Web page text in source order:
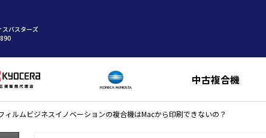
スバスターズ
中古複合機
ィルムビジネスイノベーションの複合機はMacから印刷できないの？